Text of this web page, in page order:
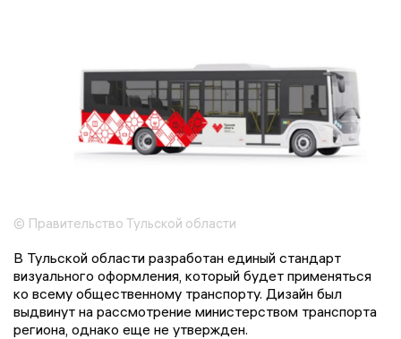
© Правительство Тульской области
В Тульской области разработан единый стандарт
визуального оформления, который будет применяться
ко всему общественному транспорту. Дизайн был
выдвинут на рассмотрение министерством транспорта
региона, однако еще не утвержден.